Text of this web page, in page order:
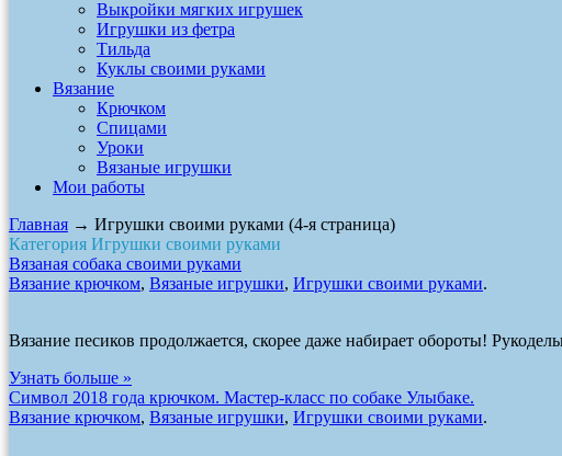
Выкройки мягких игрушек
Игрушки из фетра
Тильда
Куклы своими руками
Вязание
Крючком
Спицами
Уроки
Вязаные игрушки
Мои работы
Главная → Игрушки своими руками (4-я страница)
Категория Игрушки своими руками
Вязаная собака своими руками
Вязание крючком, Вязаные игрушки, Игрушки своими руками.
Вязание песиков продолжается, скорее даже набирает обороты!
Узнать больше »
Символ 2018 года крючком. Мастер-класс по собаке Улыбаке.
Вязание крючком, Вязаные игрушки, Игрушки своими руками.